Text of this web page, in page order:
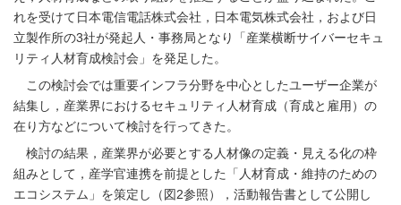
れを受けて日本電信電話株式会社，日本電気株式会社，および日
立製作所の3社が発起人・事務局となり「産業横断サイバーセキュ
リティ人材育成検討会」を発足した。
この検討会では重要インフラ分野を中心としたユーザー企業が
結集し，産業界におけるセキュリティ人材育成（育成と雇用）の
在り方などについて検討を行ってきた。
検討の結果，産業界が必要とする人材像の定義・見える化の枠
組みとして，産学官連携を前提とした「人材育成・維持のための
エコシステム」を策定し（図2参照），活動報告書として公開し